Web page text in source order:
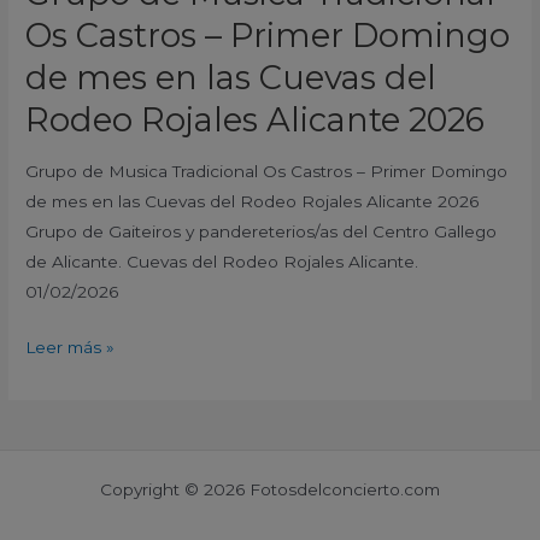
Os Castros – Primer Domingo
de mes en las Cuevas del
Rodeo Rojales Alicante 2026
Grupo de Musica Tradicional Os Castros – Primer Domingo
de mes en las Cuevas del Rodeo Rojales Alicante 2026
Grupo de Gaiteiros y pandereterios/as del Centro Gallego
de Alicante. Cuevas del Rodeo Rojales Alicante.
01/02/2026
Rodeo
Rojales
Alicante
2026
Leer más »
Copyright © 2026 Fotosdelconcierto.com